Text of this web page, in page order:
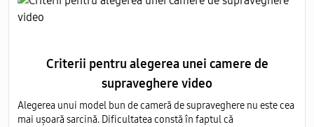
Criterii pentru alegerea unei camere de
supraveghere video
Alegerea unui model bun de cameră de supraveghere nu este cea
mai ușoară sarcină. Dificultatea constă în faptul că